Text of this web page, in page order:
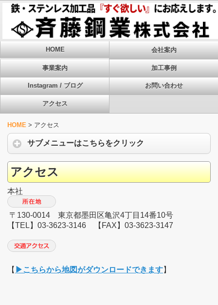
HOME 会社案内
事業案内 加工事例
Instagram / ブログ お問い合わせ
アクセス
HOME > アクセス
サブメニューはこちらをクリック
アクセス
本社
〒130-0014 東京都墨田区亀沢4丁目14番10号
【TEL】03-3623-3146 【FAX】03-3623-3147
【 ▶︎こちらから地図がダウンロードできます】